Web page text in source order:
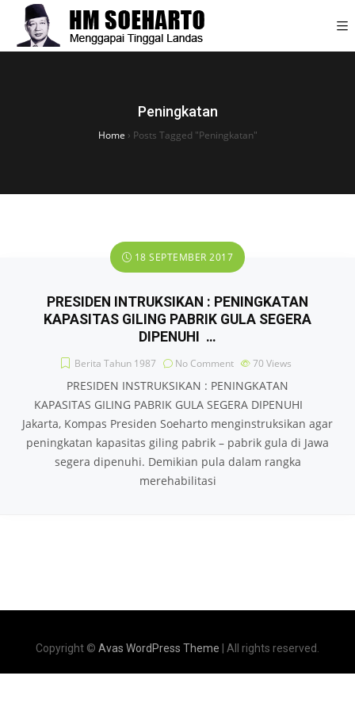
Peningkatan
Home › Posts Tagged "Peningkatan"
18 SEPTEMBER 2017
PRESIDEN INTRUKSIKAN : PENINGKATAN
KAPASITAS GILING PABRIK GULA SEGERA
DIPENUHI …
Berita Tahun 1987 No Comment 70 Views
PRESIDEN INSTRUKSIKAN : PENINGKATAN
KAPASITAS GILING PABRIK GULA SEGERA DIPENUHI
Jakarta, Kompas Presiden Soeharto menginstruksikan agar
peningkatan kapasitas giling pabrik – pabrik gula di Jawa
segera dipenuhi. Demikian pula dalam rangka
merehabilitasi
Copyright © Avas WordPress Theme | All rights reserved.